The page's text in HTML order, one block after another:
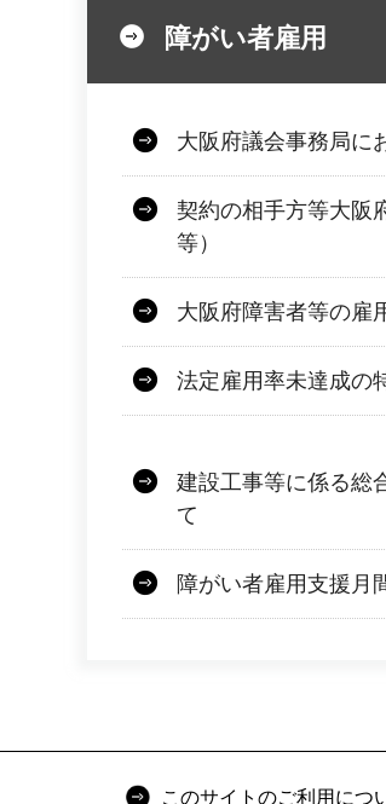
障がい者雇用
大阪府議会事務局に
契約の相手方等大阪
等）
大阪府障害者等の雇
法定雇用率未達成の
建設工事等に係る総
て
障がい者雇用支援月
このサイトのご利用につ